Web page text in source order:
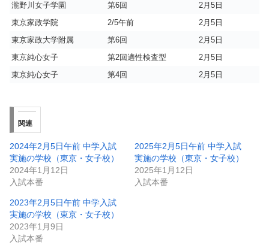
瀧野川女子学園
第6回
2月5日
東京家政学院
2/5午前
2月5日
東京家政大学附属
第6回
2月5日
東京純心女子
第2回適性検査型
2月5日
東京純心女子
第4回 2月5日
関連
2024年2月5日午前 中学入試
実施の学校（東京・女子校）
2024年1月12日
入試本番
2025年2月5日午前 中学入試
実施の学校（東京・女子校）
2025年1月12日
入試本番
2023年2月5日午前 中学入試
実施の学校（東京・女子校）
2023年1月9日
入試本番